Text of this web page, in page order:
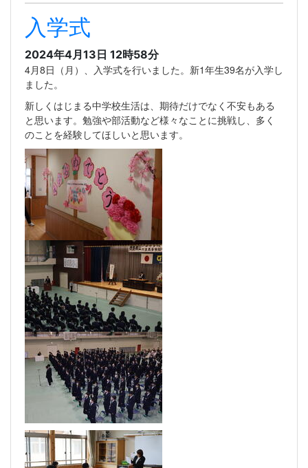
入学式
2024年4月13日 12時58分
4月8日（月）、入学式を行いました。新1年生39名が入学し
ました。
新しくはじまる中学校生活は、期待だけでなく不安もある
と思います。勉強や部活動など様々なことに挑戦し、多く
のことを経験してほしいと思います。